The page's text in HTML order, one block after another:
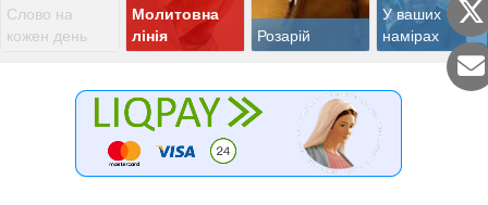
Слово на
кожен день
Молитовна
лінія
Розарій
У ваших
намірах